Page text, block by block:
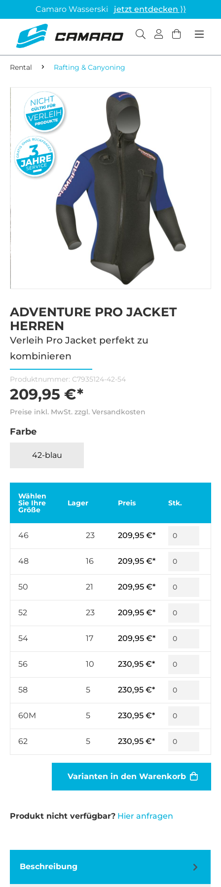
Camaro Wasserski jetzt entdecken ⟩⟩
Rental Rafting & Canyoning
ADVENTURE PRO JACKET
HERREN
Verleih Pro Jacket perfekt zu
kombinieren
Produktnummer: C7935124-42-54
209,95 €*
Preise inkl. MwSt. zzgl. Versandkosten
Farbe
42-blau
Wählen
Sie Ihre
Größe
Lager Preis Stk.
46 23 209,95 €*
48 16 209,95 €*
50 21 209,95 €*
52 23 209,95 €*
54 17 209,95 €*
56 10 230,95 €*
58 5 230,95 €*
60M 5 230,95 €*
62 5 230,95 €*
Varianten in den Warenkorb
Produkt nicht verfügbar? Hier anfragen
Beschreibung